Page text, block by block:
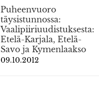
Puheenvuoro
täysistunnossa:
Vaalipiiriuudistuksesta:
Etelä-Karjala, Etelä-
Savo ja Kymenlaakso
09.10.2012